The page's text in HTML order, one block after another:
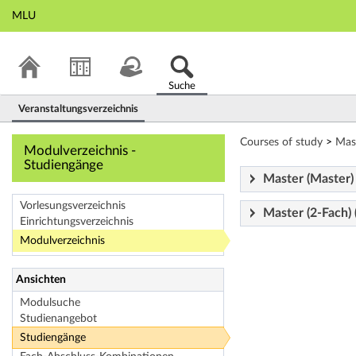
MLU
Suche
Veranstaltungsverzeichnis
Modulverzeichnis -
Studiengänge
Vorlesungsverzeichnis
Einrichtungsverzeichnis
Modulverzeichnis
Ansichten
Modulsuche
Studienangebot
Studiengänge
Modulverzeichnis
Courses of study >
Master (Master)
Master (2-Fach)